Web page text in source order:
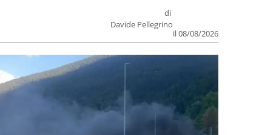
di
Davide Pellegrino
il 08/08/2026